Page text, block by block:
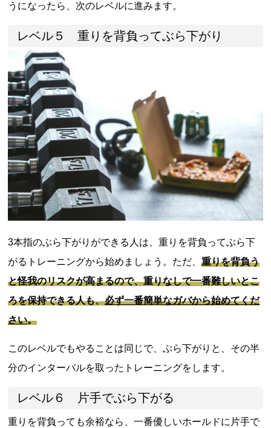
うになったら、次のレベルに進みます。
レベル５ 重りを背負ってぶら下がり
3本指のぶら下がりができる人は、重りを背負ってぶら下
がるトレーニングから始めましょう。ただ、重りを背負う
と怪我のリスクが高まるので、重りなしで一番難しいとこ
ろを保持できる人も、必ず一番簡単なガバから始めてくだ
さい。
このレベルでもやることは同じで、ぶら下がりと、その半
分のインターバルを取ったトレーニングをします。
レベル６ 片手でぶら下がる
重りを背負っても余裕なら、一番優しいホールドに片手で